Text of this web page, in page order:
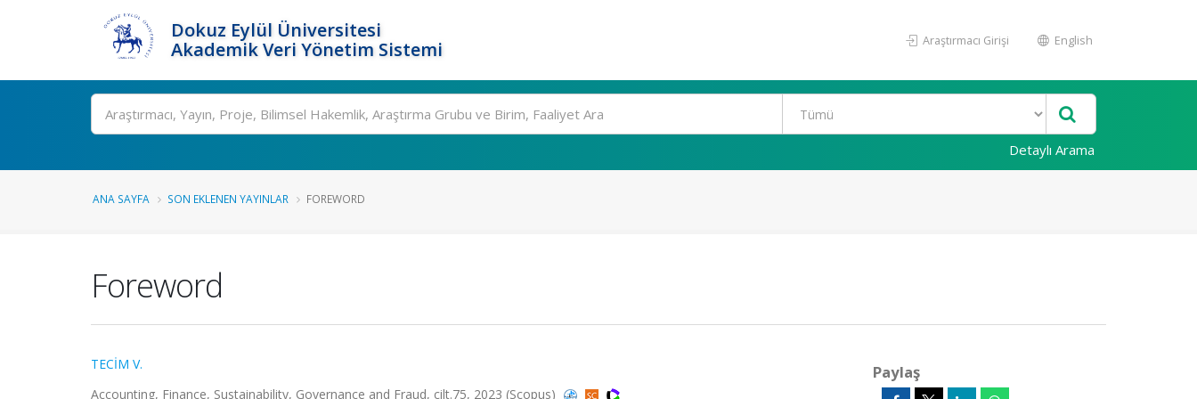
Dokuz Eylül Üniversitesi
Akademik Veri Yönetim Sistemi
Araştırmacı Girişi English
Ara
Detaylı Arama
ANA SAYFA SON EKLENEN YAYINLAR FOREWORD
Foreword
TECİM V.
Accounting, Finance, Sustainability, Governance and Fraud, cilt.75, 2023 (Scopus)
Paylaş